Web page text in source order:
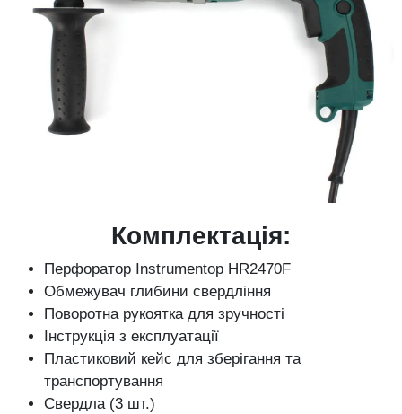
Комплектація:
Перфоратор Instrumentop HR2470F
Обмежувач глибини свердління
Поворотна рукоятка для зручності
Інструкція з експлуатації
Пластиковий кейс для зберігання та
транспортування
Свердла (3 шт.)